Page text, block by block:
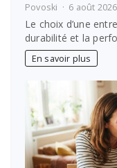
Povoski 6 août 2026
Le choix d’une
durabilité et la
En savoir plus